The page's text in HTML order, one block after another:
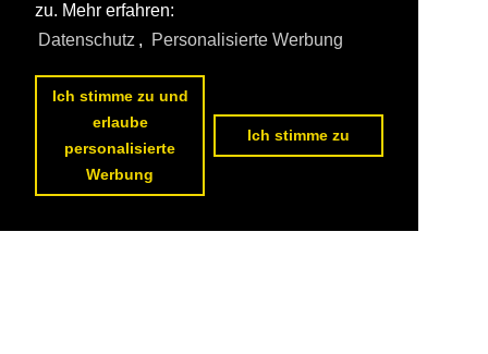
zu. Mehr erfahren:
Datenschutz , Personalisierte Werbung
Ich stimme zu und
erlaube
personalisierte
Werbung
Ich stimme zu